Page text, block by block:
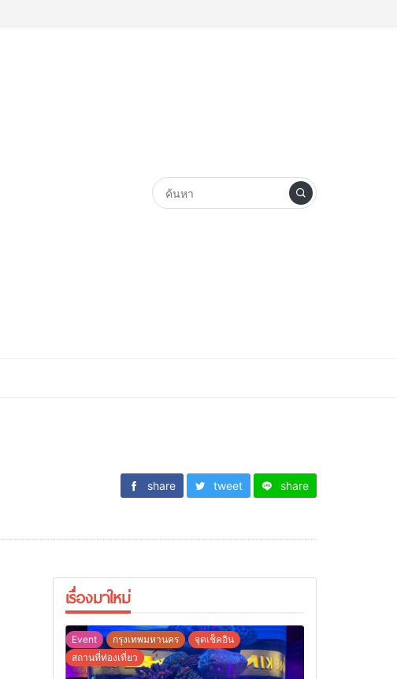
share tweet share
เรื่องมาใหม่
Event กรุงเทพมหานคร
จุดเช็คอิน
สถานที่ท่องเที่ยว